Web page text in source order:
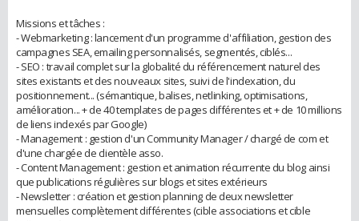
Missions et tâches :
- Webmarketing : lancement d'un programme d'affiliation, gestion des
campagnes SEA, emailing personnalisés, segmentés, ciblés...
- SEO : travail complet sur la globalité du référencement naturel des
sites existants et des nouveaux sites, suivi de l'indexation, du
positionnement... (sémantique, balises, netlinking, optimisations,
amélioration... + de 40 templates de pages différentes et + de 10 millions
de liens indexés par Google)
- Management : gestion d'un Community Manager / chargé de com et
d'une chargée de clientèle asso.
- Content Management : gestion et animation récurrente du blog ainsi
que publications régulières sur blogs et sites extérieurs
- Newsletter : création et gestion planning de deux newsletter
mensuelles complètement différentes (cible associations et cible